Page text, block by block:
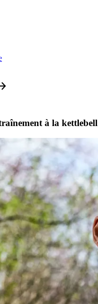
à la kettlebell